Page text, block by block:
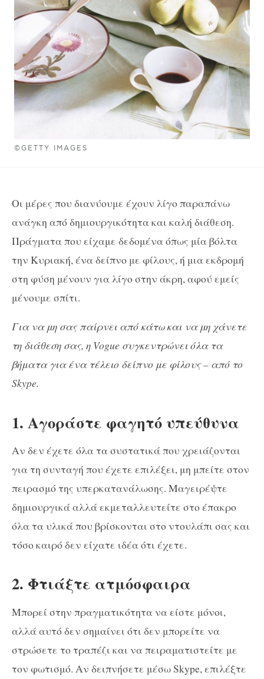
©GETTY IMAGES
Οι μέρες που διανύουμε έχουν λίγο παραπάνω
ανάγκη από δημιουργικότητα και καλή διάθεση.
Πράγματα που είχαμε δεδομένα όπως μία βόλτα
την Κυριακή, ένα δείπνο με φίλους, ή μια εκδρομή
στη φύση μένουν για λίγο στην άκρη, αφού εμείς
μένουμε σπίτι.
Για να μη σας παίρνει από κάτω και να μη χάνετε
τη διάθεση σας, η Vogue συγκεντρώνει όλα τα
βήματα για ένα τέλειο δείπνο με φίλους – από το
Skype.
1. Αγοράστε φαγητό υπεύθυνα
Aν δεν έχετε όλα τα συστατικά που χρειάζονται
για τη συνταγή που έχετε επιλέξει, μη μπείτε στον
πειρασμό της υπερκατανάλωσης. Μαγειρέψτε
δημιουργικά αλλά εκμεταλλευτείτε στο έπακρο
όλα τα υλικά που βρίσκονται στο ντουλάπι σας και
τόσο καιρό δεν είχατε ιδέα ότι έχετε.
2. Φτιάξτε ατμόσφαιρα
Μπορεί στην πραγματικότητα να είστε μόνοι,
αλλά αυτό δεν σημαίνει ότι δεν μπορείτε να
στρώσετε το τραπέζι και να πειραματιστείτε με
τον φωτισμό. Αν δειπνήσετε μέσω Skype, επιλέξτε